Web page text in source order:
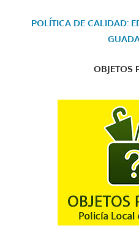
POLÍTICA DE CALIDAD:
OBJETOS